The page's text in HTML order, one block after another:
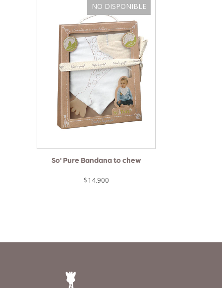
NO DISPONIBLE
So' Pure Bandana to chew
$14.900